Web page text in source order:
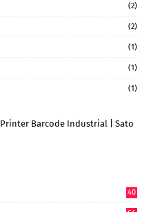
(2)
(2)
(1)
(1)
(1)
Printer Barcode Industrial | Sato
40